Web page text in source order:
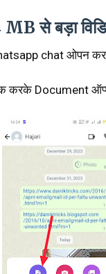
से बड़ा
chat ओपन
करके Document